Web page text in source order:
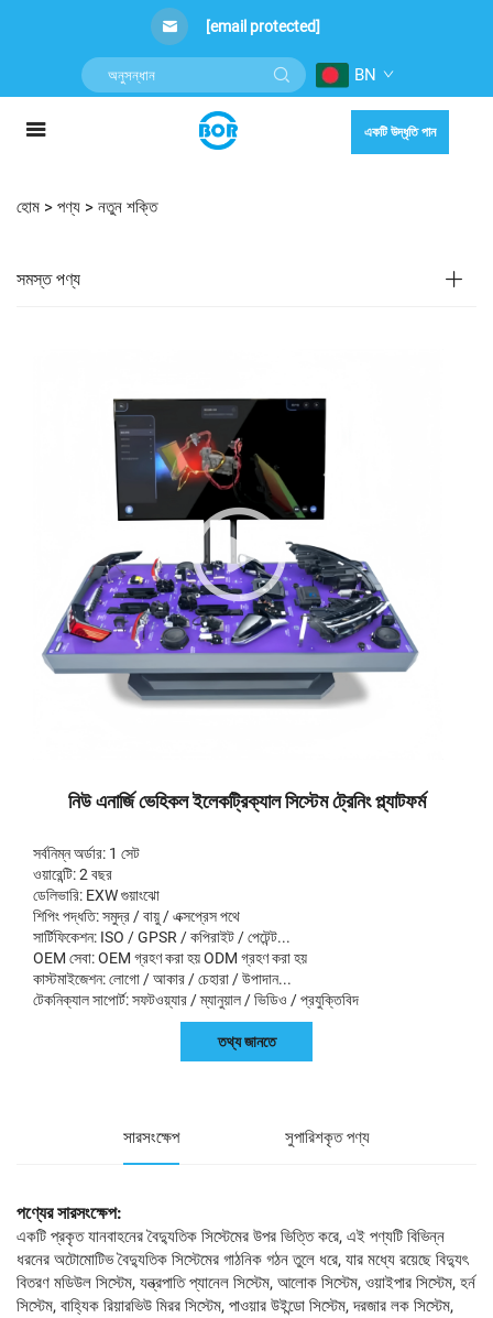
[email protected]
BN
একটি উদ্ধৃতি পান
হোম > পণ্য > নতুন শক্তি
সমস্ত পণ্য
নিউ এনার্জি ভেহিকল ইলেকট্রিক্যাল সিস্টেম ট্রেনিং প্ল্যাটফর্ম
সর্বনিম্ন অর্ডার: 1 সেট
ওয়ারেন্টি: 2 বছর
ডেলিভারি: EXW গুয়াংঝো
শিপিং পদ্ধতি: সমুদ্র / বায়ু / এক্সপ্রেস পথে
সার্টিফিকেশন: ISO / GPSR / কপিরাইট / পেটেন্ট...
OEM সেবা: OEM গ্রহণ করা হয় ODM গ্রহণ করা হয়
কাস্টমাইজেশন: লোগো / আকার / চেহারা / উপাদান...
টেকনিক্যাল সাপোর্ট: সফটওয়্যার / ম্যানুয়াল / ভিডিও / প্রযুক্তিবিদ
তথ্য জানতে
সারসংক্ষেপ সুপারিশকৃত পণ্য
পণ্যের সারসংক্ষেপ:
একটি প্রকৃত যানবাহনের বৈদ্যুতিক সিস্টেমের উপর ভিত্তি করে, এই পণ্যটি বিভিন্ন
ধরনের অটোমোটিভ বৈদ্যুতিক সিস্টেমের গাঠনিক গঠন তুলে ধরে, যার মধ্যে রয়েছে বিদ্যুৎ
বিতরণ মডিউল সিস্টেম, যন্ত্রপাতি প্যানেল সিস্টেম, আলোক সিস্টেম, ওয়াইপার সিস্টেম, হর্ন
সিস্টেম, বাহ্যিক রিয়ারভিউ মিরর সিস্টেম, পাওয়ার উইন্ডো সিস্টেম, দরজার লক সিস্টেম,